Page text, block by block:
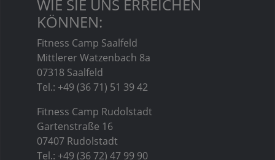
WIE SIE UNS ERREICHEN
KÖNNEN:
Fitness Camp Saalfeld
Mittlerer Watzenbach 8a
07318 Saalfeld
Tel.: +49 (36 71) 51 39 42
Fitness Camp Rudolstadt
Gartenstraße 16
07407 Rudolstadt
Tel.: +49 (36 72) 47 99 90